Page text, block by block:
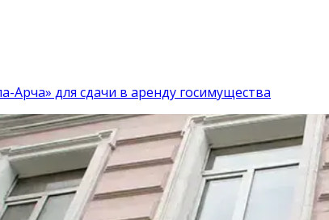
Арча» для сдачи в аренду госимущества